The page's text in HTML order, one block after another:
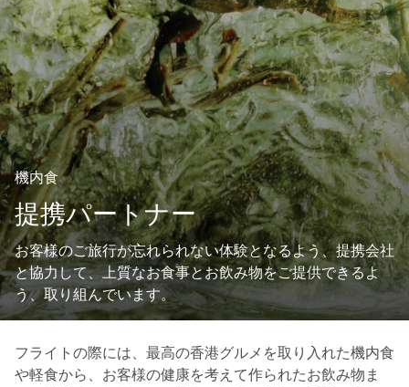
機内食
提携パートナー
お客様のご旅行が忘れられない体験となるよう、提携会社
と協力して、上質なお食事とお飲み物をご提供できるよ
う、取り組んでいます。
フライトの際には、最高の香港グルメを取り入れた機内食
や軽食から、お客様の健康を考えて作られたお飲み物ま